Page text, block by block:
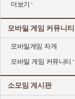
더보기
모바일 게임 커뮤니티
모바일게임 자게
모바일 게임 커뮤니티
소모임 게시판